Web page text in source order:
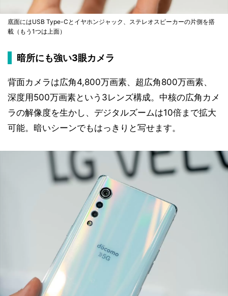
底面にはUSB Type-Cとイヤホンジャック、ステレオスピーカーの片側を搭
載（もう1つは上面）
暗所にも強い3眼カメラ
背面カメラは広角4,800万画素、超広角800万画素、
深度用500万画素という3レンズ構成。中核の広角カメ
ラの解像度を生かし、デジタルズームは10倍まで拡大
可能。暗いシーンでもはっきりと写せます。